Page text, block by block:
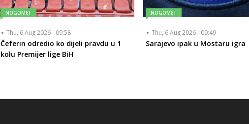
NOGOMET
Thu, 6 Aug 2026 - 09:58
Čeferin odredio ko dijeli pravdu u 1
kolu Premijer lige BiH
NOGOMET
Thu, 6 Aug 2026 - 09:49
Sarajevo ipak u Mostaru igra